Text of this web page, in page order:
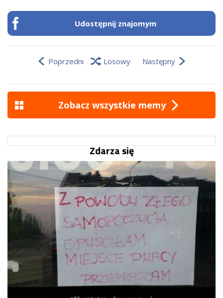
Udostępnij znajomym
Poprzedni Losowy Następny
Zobacz wszystkie memy
Zdarza się